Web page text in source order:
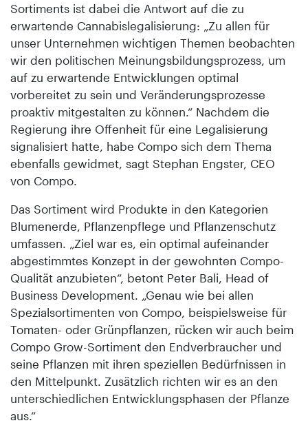
Sortiments ist dabei die Antwort auf die zu
erwartende Cannabislegalisierung: „Zu allen für
unser Unternehmen wichtigen Themen beobachten
wir den politischen Meinungsbildungsprozess, um
auf zu erwartende Entwicklungen optimal
vorbereitet zu sein und Veränderungsprozesse
proaktiv mitgestalten zu können.“ Nachdem die
Regierung ihre Offenheit für eine Legalisierung
signalisiert hatte, habe Compo sich dem Thema
ebenfalls gewidmet, sagt Stephan Engster, CEO
von Compo.
Das Sortiment wird Produkte in den Kategorien
Blumenerde, Pflanzenpflege und Pflanzenschutz
umfassen. „Ziel war es, ein optimal aufeinander
abgestimmtes Konzept in der gewohnten Compo-
Qualität anzubieten“, betont Peter Bali, Head of
Business Development. „Genau wie bei allen
Spezialsortimenten von Compo, beispielsweise für
Tomaten- oder Grünpflanzen, rücken wir auch beim
Compo Grow-Sortiment den Endverbraucher und
seine Pflanzen mit ihren speziellen Bedürfnissen in
den Mittelpunkt. Zusätzlich richten wir es an den
unterschiedlichen Entwicklungsphasen der Pflanze
aus.“